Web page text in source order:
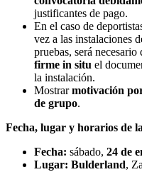
justificantes de pago.
En el caso de
vez a las instalaciones
pruebas, será necesario
firme in situ el
la instalación.
Mostrarmotivación
de grupo.
Fecha, lugar y horarios de
Fecha: sábado, 24 de
Lugar: Bulderland,